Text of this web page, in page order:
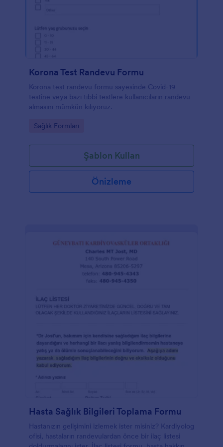
Korona Test Randevu Formu
Korona test randevu formu sayesinde Covid-19
testine veya bazı tıbbi testlere kullanıcıların randevu
almasını mümkün kılıyoruz.
Go to Category:
Sağlık Formları
Şablon Kullan
Önizleme
Hasta Sağlık Bilgileri Toplama Formu
Hastanızın gelişimini izlemek ister misiniz? Kardiyolog
ofisi, hastaların randevulardan önce bir ilaç listesi